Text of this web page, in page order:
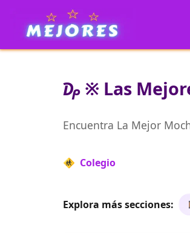
₯ ※ Las
Encuentra La Mejor
🚸 Colegio
Explora más secciones: